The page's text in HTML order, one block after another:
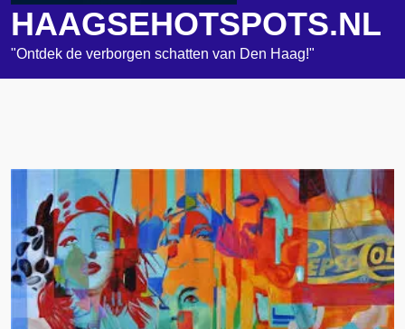
HAAGSEHOTSPOTS.NL
"Ontdek de verborgen schatten van Den Haag!"